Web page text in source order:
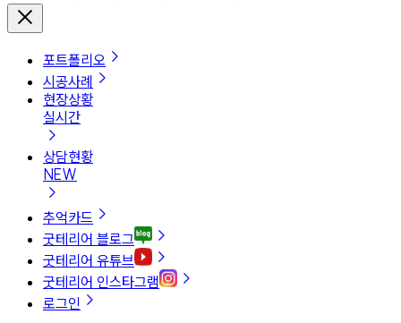
포트폴리오
시공사례
현장상황
실시간
상담현황
NEW
추억카드
굿테리어 블로그
굿테리어 유튜브
굿테리어 인스타그램
로그인